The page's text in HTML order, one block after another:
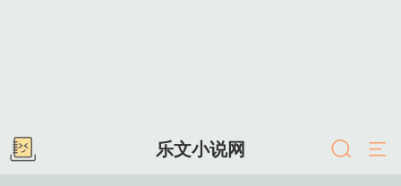
乐文小说网